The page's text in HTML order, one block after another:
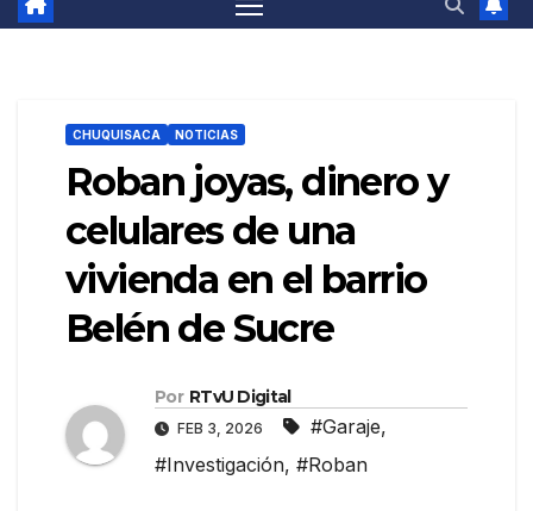
CHUQUISACA NOTICIAS
Roban joyas, dinero y
celulares de una
vivienda en el barrio
Belén de Sucre
Por RTvU Digital
FEB 3, 2026 #Garaje,
#Investigación, #Roban